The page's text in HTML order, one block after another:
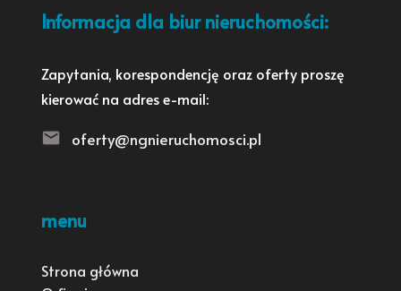
Informacja dla biur nieruchomości:
Zapytania, korespondencję oraz oferty proszę
kierować na adres e-mail:
oferty@ngnieruchomosci.pl
menu
Strona główna